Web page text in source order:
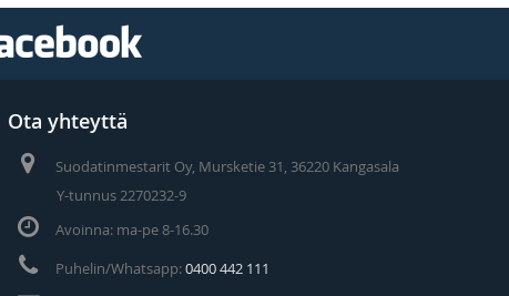
Ota yhteyttä
Suodatinmestarit Oy, Mursketie 31, 36220 Kangasala
Y-tunnus 2270232-9
Avoinna: ma-pe 8-16.30
Puhelin/Whatsapp:0400 442 111